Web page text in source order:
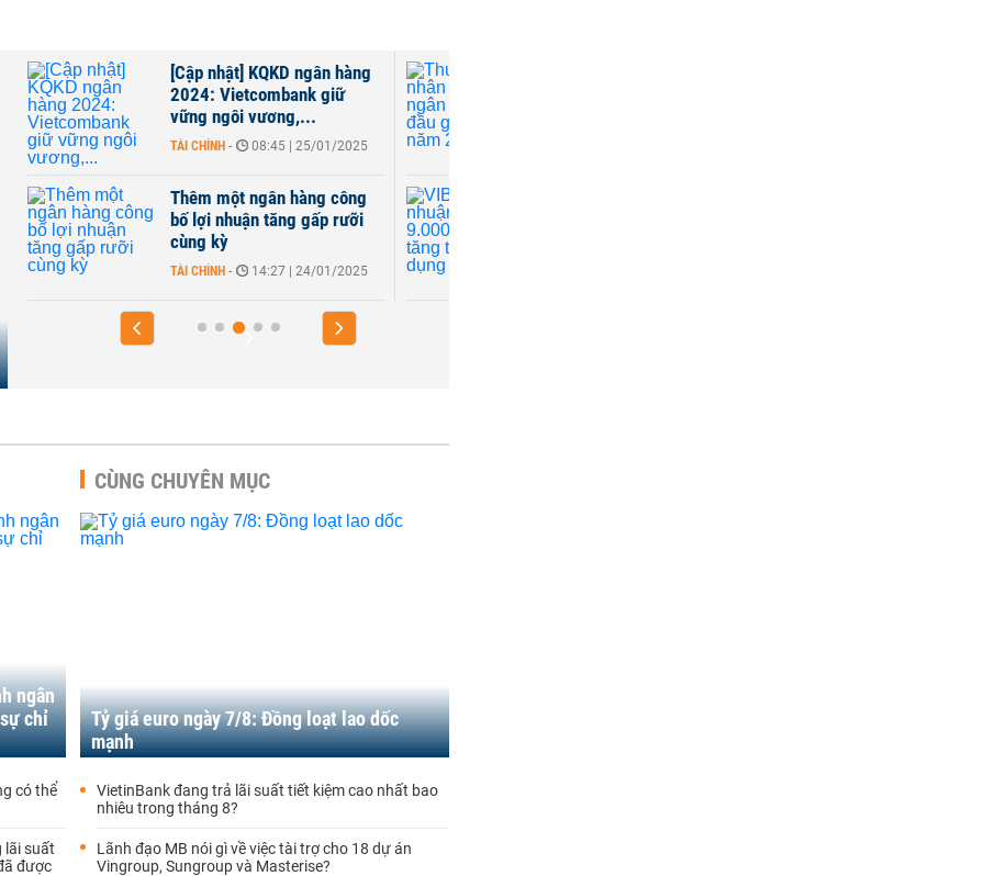
[Cập nhật] KQKD ngân hàng
2024: Vietcombank giữ
vững ngôi vương,...
TÀI CHÍNH - 08:45 | 25/01/2025
Thêm một ngân hàng công
bố lợi nhuận tăng gấp rưỡi
cùng kỳ
TÀI CHÍNH - 14:27 | 24/01/2025
ngân
chỉ
có thể
lãi suất
được
CÙNG CHUYÊN MỤC
Tỷ giá euro ngày 7/8: Đồng loạt lao dốc
mạnh
VietinBank đang trả lãi suất tiết kiệm cao nhất bao
nhiêu trong tháng 8?
Lãnh đạo MB nói gì về việc tài trợ cho 18 dự án
Vingroup, Sungroup và Masterise?